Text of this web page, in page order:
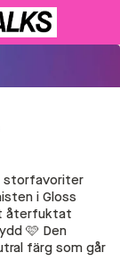
som är
storfavoriter
i Gloss
återfuktat
🩷 Den
färg som går